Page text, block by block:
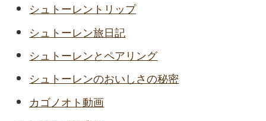
シュトーレントリップ
シュトーレン旅日記
シュトーレンとペアリング
シュトーレンのおいしさの秘密
カゴノオト動画